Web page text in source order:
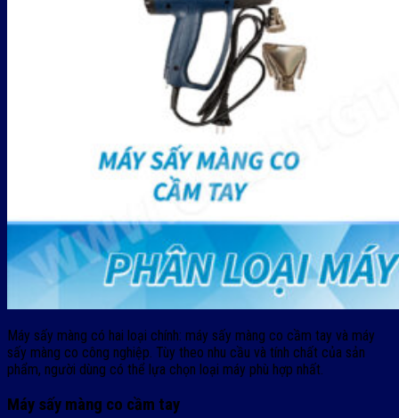
Máy sấy màng có hai loại chính: máy sấy màng co cầm tay và máy
sấy màng co công nghiệp. Tùy theo nhu cầu và tính chất của sản
phẩm, người dùng có thể lựa chọn loại máy phù hợp nhất.
Máy sấy màng co cầm tay